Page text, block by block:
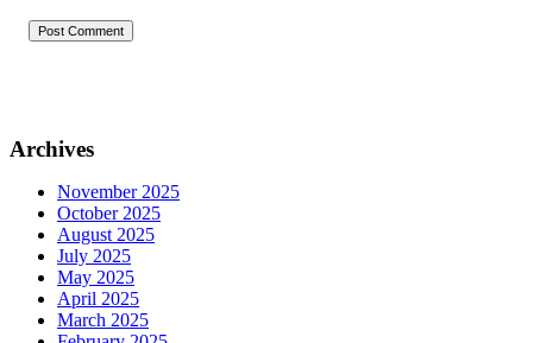
Post Comment
Archives
November 2025
October 2025
August 2025
July 2025
May 2025
April 2025
March 2025